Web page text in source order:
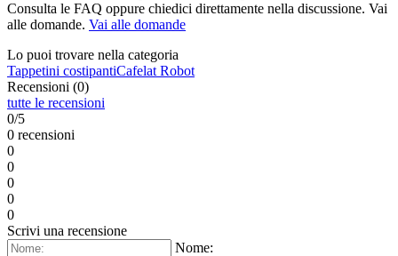
Consulta le FAQ oppure chiedici direttamente nella discussione. Vai
alle domande. Vai alle domande
Lo puoi trovare nella categoria
Tappetini costipantiCafelat Robot
Recensioni (0)
tutte le recensioni
0/5
0 recensioni
0
0
0
0
0
Scrivi una recensione
Nome: